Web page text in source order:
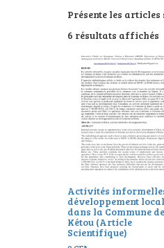
Présente les
6 résultats affichés
Activités
développement local
dans la Commune de
Kétou (Article
Scientifique)